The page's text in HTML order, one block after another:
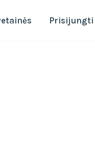
Prisijungti